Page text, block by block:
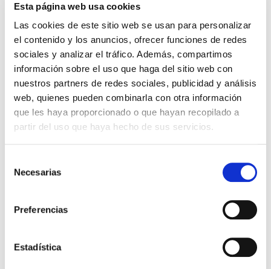
Esta página web usa cookies
Las cookies de este sitio web se usan para personalizar
el contenido y los anuncios, ofrecer funciones de redes
sociales y analizar el tráfico. Además, compartimos
información sobre el uso que haga del sitio web con
nuestros partners de redes sociales, publicidad y análisis
web, quienes pueden combinarla con otra información
que les haya proporcionado o que hayan recopilado a
partir del uso que haya hecho de sus servicios.
Necesarias
Preferencias
Estadística
fertilidad
Los disruptores endocrinos: La organización
mundial de la salud definió los disruptores
endocrinos como “sustancias o mezclas de
sustancias que alteran la función del sistema
endocrino, y en consecuencia , […]
Leer más >